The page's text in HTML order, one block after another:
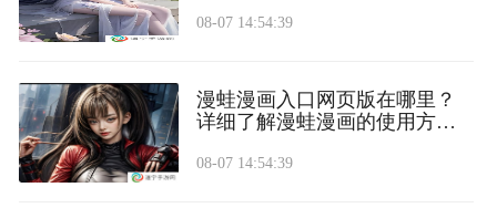
08-07 14:54:39
漫蛙漫画入口网页版在哪里？
详细了解漫蛙漫画的使用方法
08-07 14:54:39